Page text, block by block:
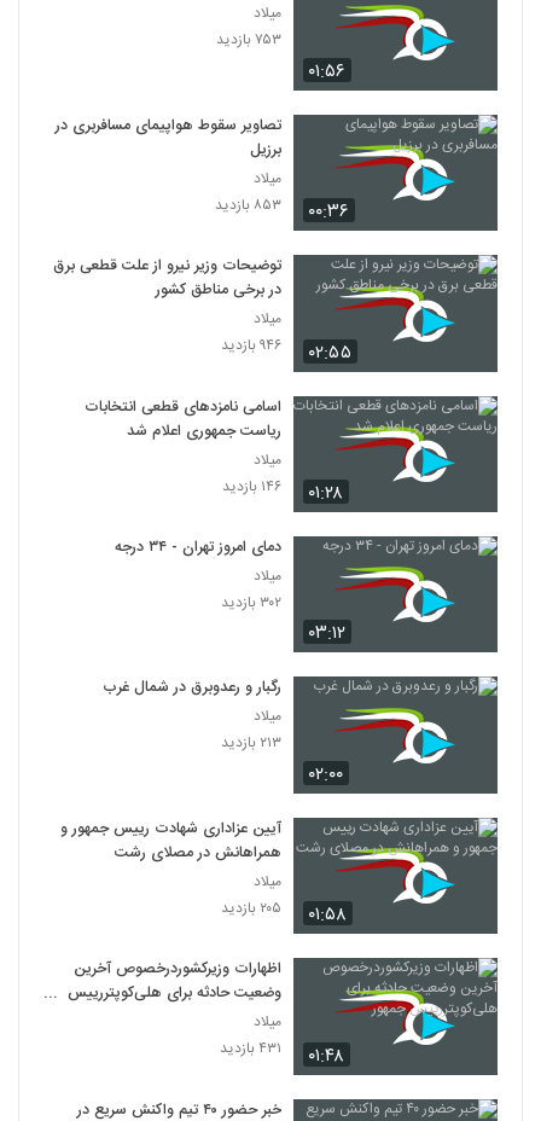
۰۱:۵۶
میلاد
۷۵۳ بازدید
۰۰:۳۶
تصاویر سقوط هواپیمای مسافربری در
برزیل
میلاد
۸۵۳ بازدید
۰۲:۵۵
توضیحات وزیر نیرو از علت قطعی برق
در برخی مناطق کشور
میلاد
۹۴۶ بازدید
۰۱:۲۸
اسامی نامزدهای قطعی انتخابات
ریاست جمهوری اعلام شد
میلاد
۱۴۶ بازدید
۰۳:۱۲
دمای امروز تهران - ۳۴ درجه
میلاد
۳۰۲ بازدید
۰۲:۰۰
رگبار و رعدوبرق در شمال غرب
میلاد
۲۱۳ بازدید
۰۱:۵۸
آیین عزاداری شهادت رییس جمهور و
همراهانش در مصلای رشت
میلاد
۲۰۵ بازدید
۰۱:۴۸
اظهارات وزیرکشوردرخصوص آخرین
وضعیت حادثه برای هلی‌کوپتررییس
جمهور
میلاد
۴۳۱ بازدید
خبر حضور ۴۰ تیم واکنش سریع در